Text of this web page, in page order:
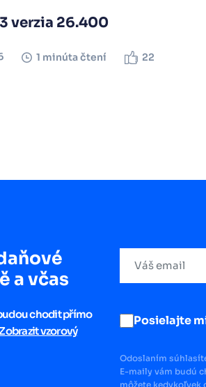
verzia 26.400
1 minúta čtení 22
a včas
chodit přímo
vzorový
Posielajte
Odoslaním
E-maily vám budú
môžete kedykoľvek